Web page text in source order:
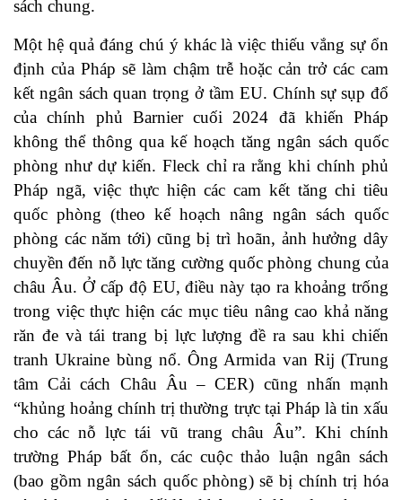
sách chung.
Một hệ quả đáng chú ý khác là việc thiếu vắng sự ổn
định của Pháp sẽ làm chậm trễ hoặc cản trở các cam
kết ngân sách quan trọng ở tầm EU. Chính sự sụp đổ
của chính phủ Barnier cuối 2024 đã khiến Pháp
không thể thông qua kế hoạch tăng ngân sách quốc
phòng như dự kiến. Fleck chỉ ra rằng khi chính phủ
Pháp ngã, việc thực hiện các cam kết tăng chi tiêu
quốc phòng (theo kế hoạch nâng ngân sách quốc
phòng các năm tới) cũng bị trì hoãn, ảnh hưởng dây
chuyền đến nỗ lực tăng cường quốc phòng chung của
châu Âu. Ở cấp độ EU, điều này tạo ra khoảng trống
trong việc thực hiện các mục tiêu nâng cao khả năng
răn đe và tái trang bị lực lượng đề ra sau khi chiến
tranh Ukraine bùng nổ. Ông Armida van Rij (Trung
tâm Cải cách Châu Âu – CER) cũng nhấn mạnh
“khủng hoảng chính trị thường trực tại Pháp là tin xấu
cho các nỗ lực tái vũ trang châu Âu”. Khi chính
trường Pháp bất ổn, các cuộc thảo luận ngân sách
(bao gồm ngân sách quốc phòng) sẽ bị chính trị hóa